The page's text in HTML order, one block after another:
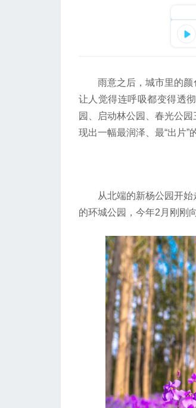
雨意之后，城市里的颜色
让人觉得连呼吸都变得透
园、启动林公园、春光公
现出一幅最润泽、最“出片”
从北端的新杨公园开始
的环城公园，今年2月刚刚